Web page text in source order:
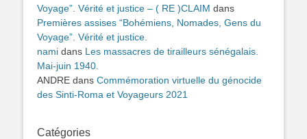
Voyage”. Vérité et justice – ( RE )CLAIM dans
Premières assises “Bohémiens, Nomades, Gens du
Voyage”. Vérité et justice.
nami dans Les massacres de tirailleurs sénégalais.
Mai-juin 1940.
ANDRE dans Commémoration virtuelle du génocide
des Sinti-Roma et Voyageurs 2021
Catégories